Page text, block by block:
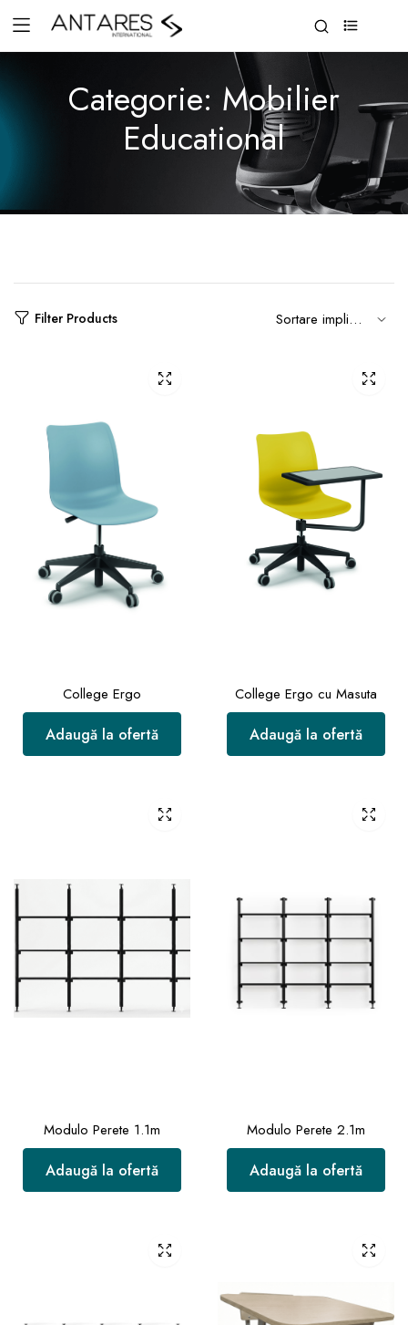
Categorie: Mobilier
Educational
Filter Products
College Ergo
Adaugă la ofertă
College Ergo cu Masuta
Adaugă la ofertă
Modulo Perete 1.1m
Adaugă la ofertă
Modulo Perete 2.1m
Adaugă la ofertă